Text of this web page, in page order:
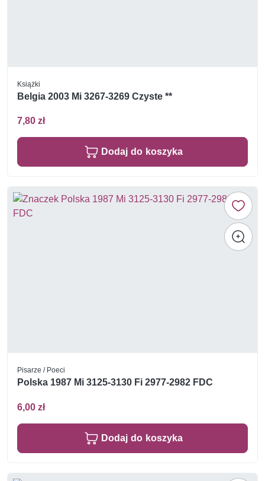
Książki
Belgia 2003 Mi 3267-3269 Czyste **
7,80 zł
Dodaj do koszyka
Pisarze / Poeci
Polska 1987 Mi 3125-3130 Fi 2977-2982 FDC
6,00 zł
Dodaj do koszyka